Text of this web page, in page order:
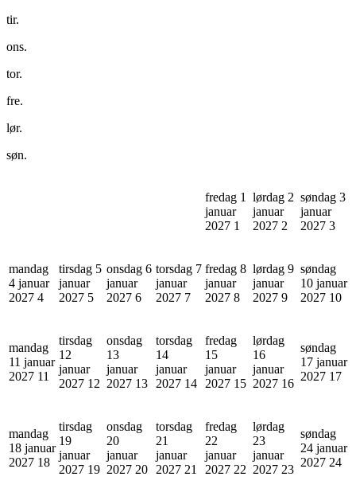
tir.
ons.
tor.
fre.
lør.
søn.
fredag 1
januar
2027 1
lørdag 2
januar
2027 2
søndag 3
januar
2027 3
mandag
4 januar
2027 4
tirsdag 5
januar
2027 5
onsdag 6
januar
2027 6
torsdag 7
januar
2027 7
fredag 8
januar
2027 8
lørdag 9
januar
2027 9
søndag
10 januar
2027 10
mandag
11 januar
2027 11
tirsdag
12
januar
2027 12
onsdag
13
januar
2027 13
torsdag
14
januar
2027 14
fredag
15
januar
2027 15
lørdag
16
januar
2027 16
søndag
17 januar
2027 17
mandag
18 januar
2027 18
tirsdag
19
januar
2027 19
onsdag
20
januar
2027 20
torsdag
21
januar
2027 21
fredag
22
januar
2027 22
lørdag
23
januar
2027 23
søndag
24 januar
2027 24